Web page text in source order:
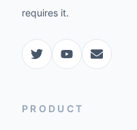
requires it.
PRODUCT